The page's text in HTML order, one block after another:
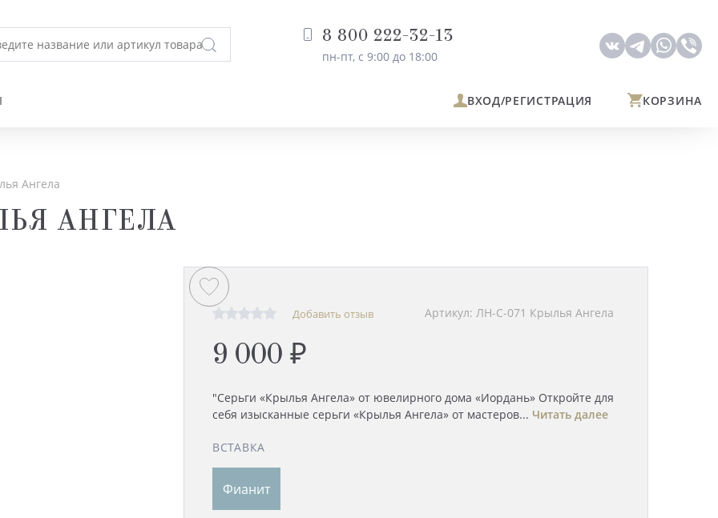
8 800 222-32-13
пн-пт, с 9:00 до 18:00
ВХОД/РЕГИСТРАЦИЯ КОРЗИНА
Ангела
АНГЕЛА
Добавить отзыв Артикул: ЛН-С-071 Крылья Ангела
9 000 ₽
"Серьги «Крылья Ангела» от ювелирного дома «Иордань» Откройте для
себя изысканные серьги «Крылья Ангела» от мастеров... Читать далее
ВСТАВКА
Фианит